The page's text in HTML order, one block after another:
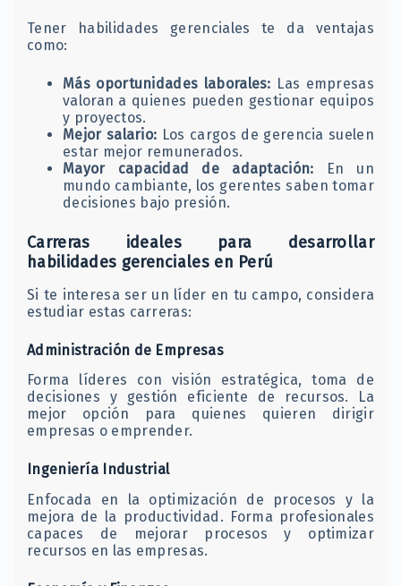
Tener habilidades gerenciales te da ventajas
como:
Más oportunidades laborales: Las empresas
valoran a quienes pueden gestionar equipos
y proyectos.
Mejor salario: Los cargos de gerencia suelen
estar mejor remunerados.
Mayor capacidad de adaptación: En un
mundo cambiante, los gerentes saben tomar
decisiones bajo presión.
Carreras ideales para desarrollar
habilidades gerenciales en Perú
Si te interesa ser un líder en tu campo, considera
estudiar estas carreras:
Administración de Empresas
Forma líderes con visión estratégica, toma de
decisiones y gestión eficiente de recursos. La
mejor opción para quienes quieren dirigir
empresas o emprender.
Ingeniería Industrial
Enfocada en la optimización de procesos y la
mejora de la productividad. Forma profesionales
capaces de mejorar procesos y optimizar
recursos en las empresas.